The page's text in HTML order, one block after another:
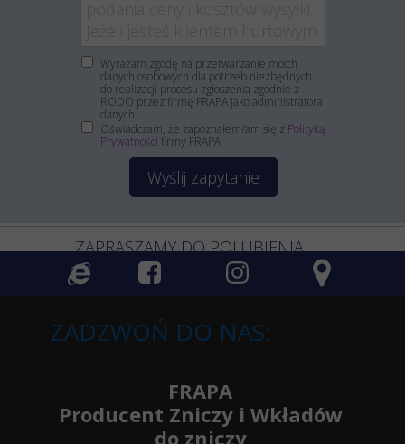
Wyrażam zgodę na przetwarzanie moich
danych osobowych dla potrzeb niezbędnych
do realizacji procesu zgłoszenia zgodnie z
RODO przez firmę FRAPA jako administratora
danych.
Oświadczam, że zapoznałem/am się z Polityką
Prywatności firmy FRAPA
Wyślij zapytanie
ZAPRASZAMY DO POLUBIENIA
ZADZWOŃ DO NAS:
FRAPA
Producent Zniczy i Wkładów
do zniczy